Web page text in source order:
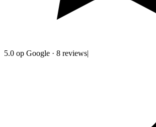
5.0 op Google · 8 reviews|